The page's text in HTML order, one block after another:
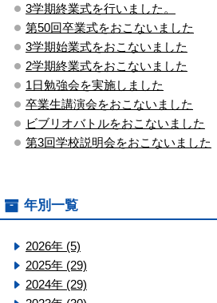
3学期終業式を行いました。
第50回卒業式をおこないました
3学期始業式をおこないました
2学期終業式をおこないました
1日勉強会を実施しました
卒業生講演会をおこないました
ビブリオバトルをおこないました
第3回学校説明会をおこないました
年別一覧
2026年 (5)
2025年 (29)
2024年 (29)